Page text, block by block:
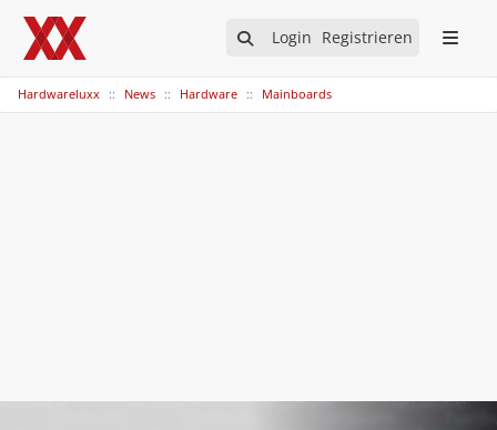
Login Registrieren
Hardwareluxx News Hardware Mainboards